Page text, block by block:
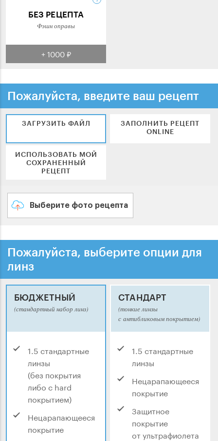
БЕЗ РЕЦЕПТА
Фэшн оправы
+ 1000 ₽
Пожалуйста, введите ваш рецепт
ЗАГРУЗИТЬ ФАЙЛ
ЗАПОЛНИТЬ РЕЦЕПТ
ONLINE
ИСПОЛЬЗОВАТЬ МОЙ
СОХРАНЕННЫЙ
РЕЦЕПТ
Выберите фото рецепта
Пожалуйста, выберите опции для
линз
БЮДЖЕТНЫЙ
(стандартный набор линз)
1.5 стандартные
линзы
(без покрытия
либо с hard
покрытием)
Нецарапающееся
покрытие
СТАНДАРТ
(тонкие линзы
с антибликовым покрытием)
1.5 стандартные
линзы
Нецарапающееся
покрытие
Защитное
покрытие
от ультрафиолета